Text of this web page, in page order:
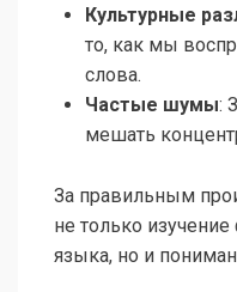
Культурные
то, как мы
слова.
Частые шумы:
мешать
За правильным
не только
языка, но и